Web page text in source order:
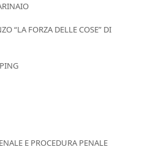
“LA FORZA DELLE COSE” DI
E PROCEDURA PENALE